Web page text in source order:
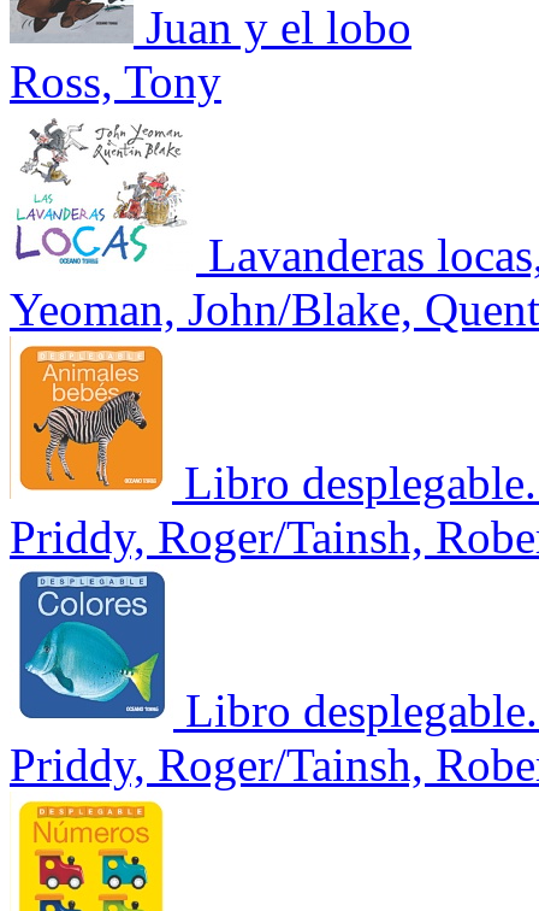
Juan y el lobo
Ross, Tony
Lavanderas
Yeoman, John/Blake,
Libro
Priddy, Roger/Tainsh,
Libro
Priddy, Roger/Tainsh,